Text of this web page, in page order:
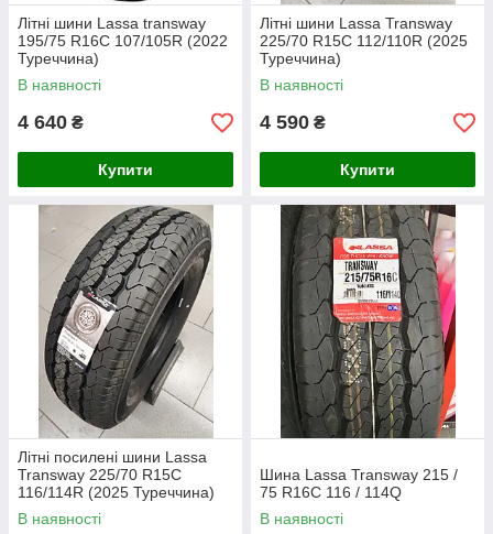
Літні шини Lassa transway
195/75 R16C 107/105R (2022
Туреччина)
В наявності
4 640 ₴
Купити
Літні шини Lassa Transway
225/70 R15C 112/110R (2025
Туреччина)
В наявності
4 590 ₴
Купити
Літні посилені шини Lassa
Transway 225/70 R15C
116/114R (2025 Туреччина)
В наявності
Шина Lassa Transway 215 /
75 R16C 116 / 114Q
В наявності